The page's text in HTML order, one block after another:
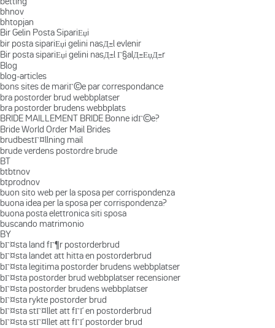
bhnov
bhtopjan
Bir Gelin Posta SipariЕџi
bir posta sipariЕџi gelini nasД±l evlenir
Bir posta sipariЕџi gelini nasД±l Г§alД±ЕџД±r
Blog
blog-articles
bons sites de mariГ©e par correspondance
bra postorder brud webbplatser
bra postorder brudens webbplats
BRIDE MAILLEMENT BRIDE Bonne idГ©e?
Bride World Order Mail Brides
brudbestГ¤llning mail
brude verdens postordre brude
BT
btbtnov
btprodnov
buon sito web per la sposa per corrispondenza
buona idea per la sposa per corrispondenza?
buona posta elettronica siti sposa
buscando matrimonio
BY
bГ¤sta land fГ¶r postorderbrud
bГ¤sta landet att hitta en postorderbrud
bГ¤sta legitima postorder brudens webbplatser
bГ¤sta postorder brud webbplatser recensioner
bГ¤sta postorder brudens webbplatser
bГ¤sta rykte postorder brud
bГ¤sta stГ¤llet att fГҐ en postorderbrud
bГ¤sta stГ¤llet att fГҐ postorder brud